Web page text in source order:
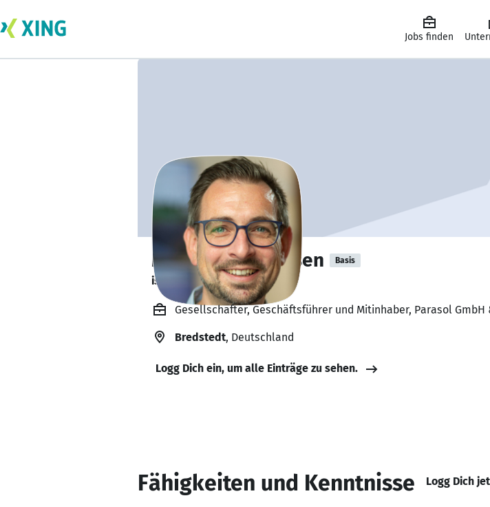
Jobs finden
Marvin Friedrichsen Basis
ist gesund und munter. 🥦
Gesellschafter, Geschäftsführer und Mitinhaber, Parasol GmbH
Bredstedt, Deutschland
Logg Dich ein, um alle Einträge zu sehen.
Fähigkeiten und Kenntnisse Logg Dich